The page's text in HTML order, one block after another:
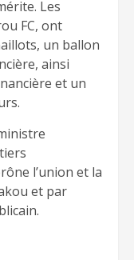
Les
FC, ont
un ballon
ainsi
et un
l’union et la
et par